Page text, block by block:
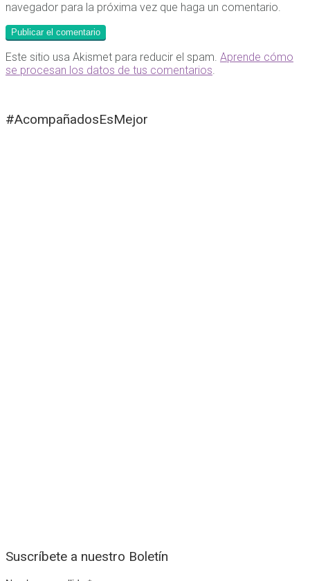
navegador para la próxima vez que haga un comentario.
Este sitio usa Akismet para reducir el spam. Aprende cómo
se procesan los datos de tus comentarios
#AcompañadosEsMejor
Suscríbete a nuestro Boletín